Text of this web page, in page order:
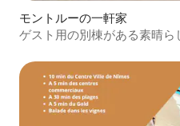
モントルーの一軒家
ゲスト用の別棟がある素晴ら